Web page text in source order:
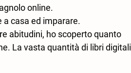
online.
casa ed imparare.
abitudini, ho scoperto quanto
La vasta quantità di libri digitali